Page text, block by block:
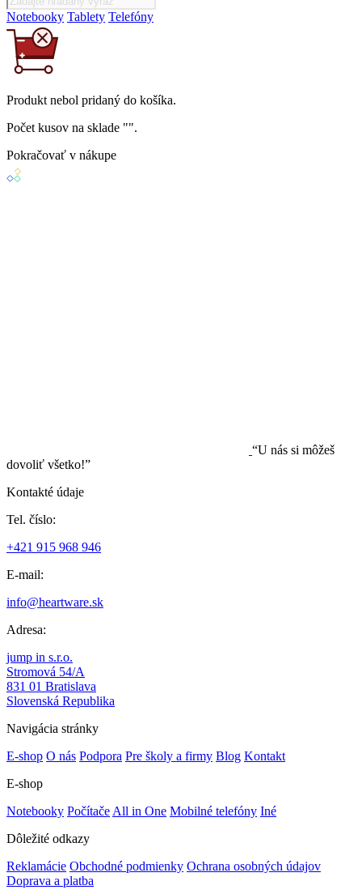
Notebooky Tablety Telefóny
Produkt nebol pridaný do košíka.
Počet kusov na sklade "".
Pokračovať v nákupe
“U nás si môžeš
dovoliť všetko!”
Kontakté údaje
Tel. číslo:
+421 915 968 946
E-mail:
info@heartware.sk
Adresa:
jump in s.r.o.
Stromová 54/A
831 01 Bratislava
Slovenská Republika
Navigácia stránky
E-shop O nás Podpora Pre školy a firmy Blog Kontakt
E-shop
Notebooky Počítače All in One Mobilné telefóny Iné
Dôležité odkazy
Reklamácie Obchodné podmienky Ochrana osobných údajov
Doprava a platba